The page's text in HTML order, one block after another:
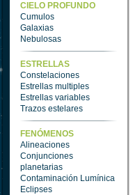
CIELO PROFUNDO
Cumulos
Galaxias
Nebulosas
ESTRELLAS
Constelaciones
Estrellas multiples
Estrellas variables
Trazos estelares
FENÓMENOS
Alineaciones
Conjunciones
planetarias
Contaminación Lumínica
Eclipses